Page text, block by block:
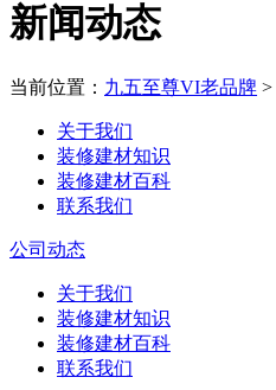
新闻动态
当前位置： 九五至尊VI老品牌 >
关于我们
装修建材知识
装修建材百科
联系我们
公司动态
关于我们
装修建材知识
装修建材百科
联系我们